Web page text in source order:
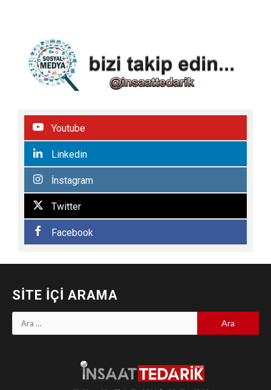
Youtube
Linkedin
İnstagram
Twitter
Facebook
SITE İÇI ARAMA
Arama: